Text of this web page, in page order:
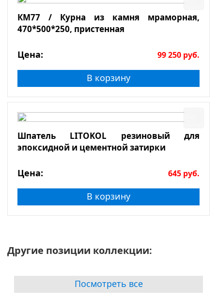
КМ77 / Курна из камня мраморная,
470*500*250, пристенная
Цена: 99 250 руб.
В корзину
Шпатель LITOKOL резиновый для
эпоксидной и цементной затирки
Цена: 645 руб.
В корзину
Другие позиции коллекции:
Посмотреть все